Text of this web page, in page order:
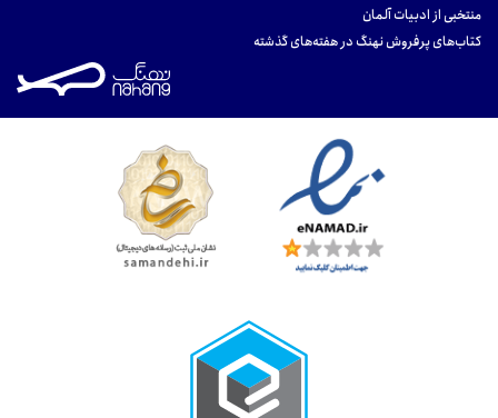
منتخبی از ادبیات آلمان
کتاب‌های پرفروش نهنگ در هفته‌های گذشته